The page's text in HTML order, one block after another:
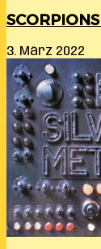
3. März 2022